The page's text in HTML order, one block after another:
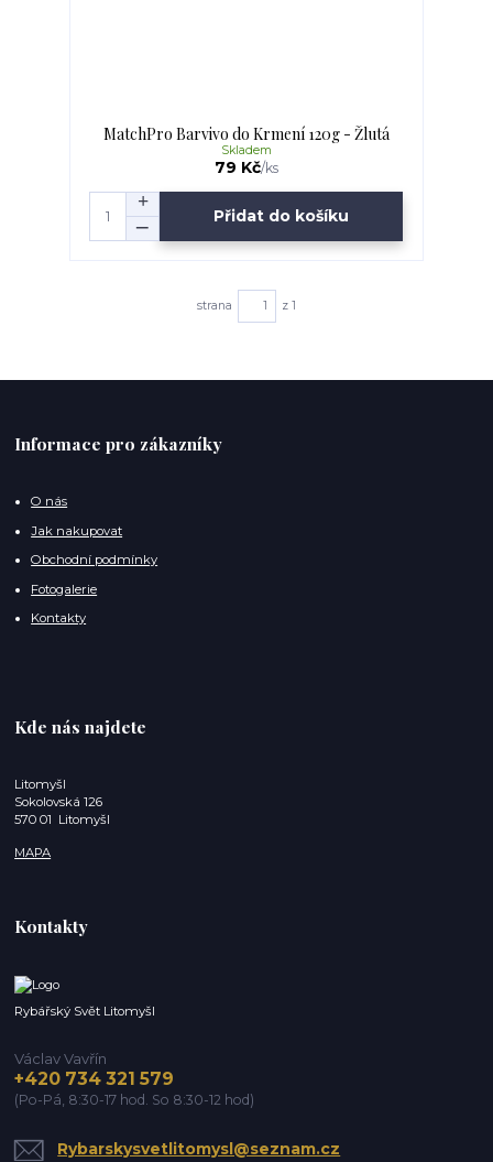
MatchPro Barvivo do Krmení 120g - Žlutá
79 Kč/ks
Skladem
Přidat do košíku
strana z 1
Informace pro zákazníky
O nás
Jak nakupovat
Obchodní podmínky
Fotogalerie
Kontakty
Kde nás najdete
Litomyšl
Sokolovská 126
570 01 Litomyšl
MAPA
Kontakty
Rybářský Svět Litomyšl
Václav Vavřín
+420 734 321 579
(Po-Pá, 8:30-17 hod. So 8:30-12 hod)
Rybarskysvetlitomysl@seznam.cz